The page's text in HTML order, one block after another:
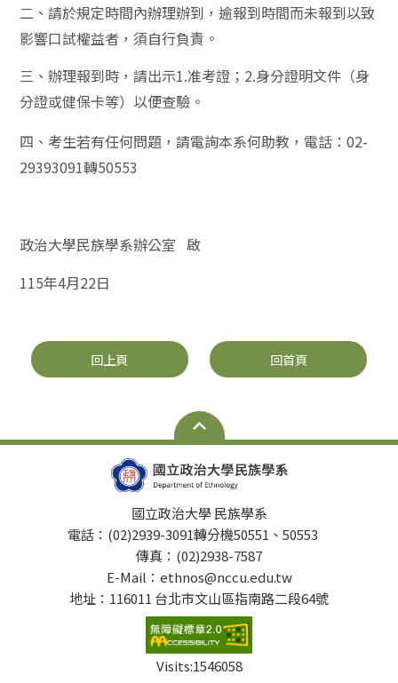
二、請於規定時間內辦理辦到，逾報到時間而未報到以致
影響口試權益者，須自行負責。
三、辦理報到時，請出示1.准考證；2.身分證明文件（身
分證或健保卡等）以便查驗。
四、考生若有任何問題，請電詢本系何助教，電話：02-
29393091轉50553
政治大學民族學系辦公室 啟
115年4月22日
回上頁 回首頁
國立政治大學 民族學系
電話：(02)2939-3091轉分機50551、50553
傳真：(02)2938-7587
E-Mail：ethnos@nccu.edu.tw
地址：116011 台北市文山區指南路二段64號
Visits:1546058